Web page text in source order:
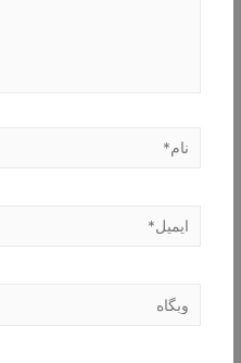
نام*
ایمیل*
وبگاه